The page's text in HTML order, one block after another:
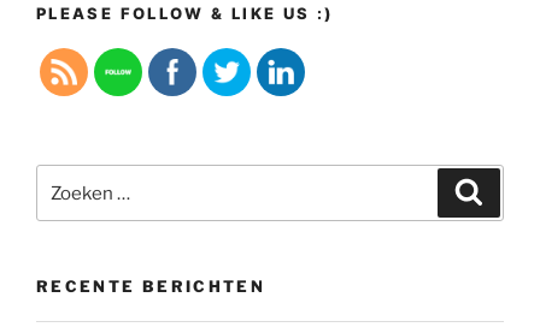
PLEASE FOLLOW & LIKE US :)
naar:
RECENTE BERICHTEN